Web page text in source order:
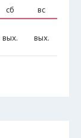
сб
вых.
вс
вых.